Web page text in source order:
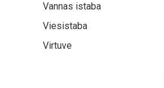
Vannas istaba
Viesistaba
Virtuve